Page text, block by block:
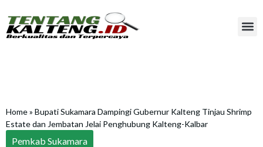
Home» Bupati Sukamara Dampingi Gubernur Kalteng Tinjau Shrimp
Estate dan Jembatan Jelai Penghubung Kalteng-Kalbar
Pemkab Sukamara